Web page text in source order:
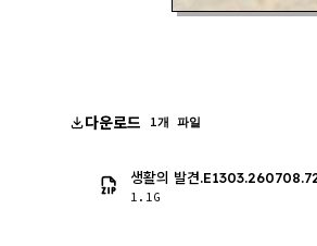
다운로드 1개 파일
생활의 발견
1.1G